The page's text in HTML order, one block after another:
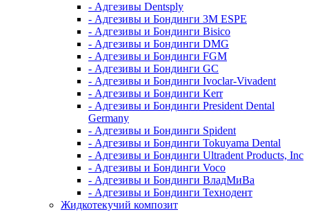
- Адгезивы Dentsply
- Адгезивы и Бондинги 3M ESPE
- Адгезивы и Бондинги Bisico
- Адгезивы и Бондинги DMG
- Адгезивы и Бондинги FGM
- Адгезивы и Бондинги GC
- Адгезивы и Бондинги Ivoclar-Vivadent
- Адгезивы и Бондинги Kerr
- Адгезивы и Бондинги President Dental
Germany
- Адгезивы и Бондинги Spident
- Адгезивы и Бондинги Tokuyama Dental
- Адгезивы и Бондинги Ultradent Products, Inc
- Адгезивы и Бондинги Voco
- Адгезивы и Бондинги ВладМиВа
- Адгезивы и Бондинги Технодент
Жидкотекучий композит